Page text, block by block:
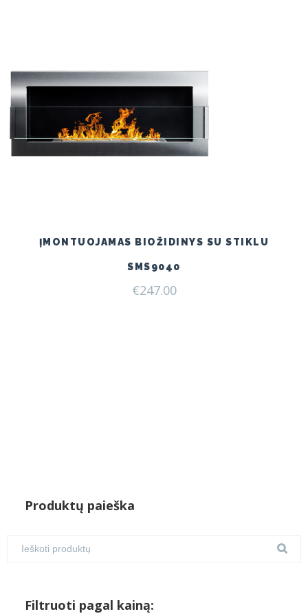
ĮMONTUOJAMAS BIOŽIDINYS SU STIKLU
SMS9040
€247.00
Produktų paieška
Filtruoti pagal kainą: